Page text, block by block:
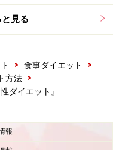
見る
> 食事ダイエット
>
方法
>
ダイエット』
報